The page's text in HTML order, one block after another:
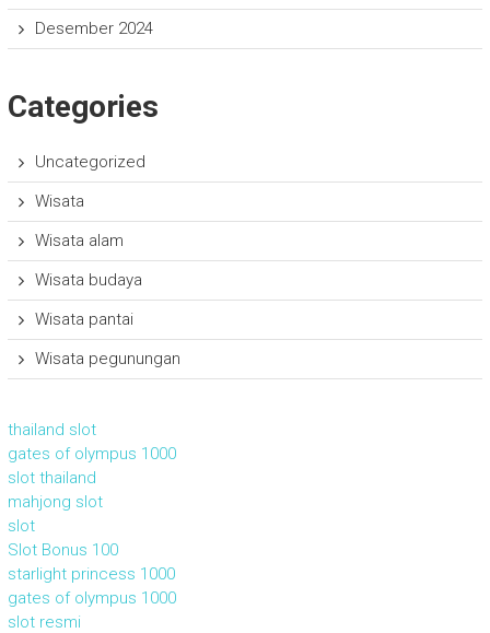
Desember 2024
Categories
Uncategorized
Wisata
Wisata alam
Wisata budaya
Wisata pantai
Wisata pegunungan
thailand slot
gates of olympus 1000
slot thailand
mahjong slot
slot
Slot Bonus 100
starlight princess 1000
gates of olympus 1000
slot resmi